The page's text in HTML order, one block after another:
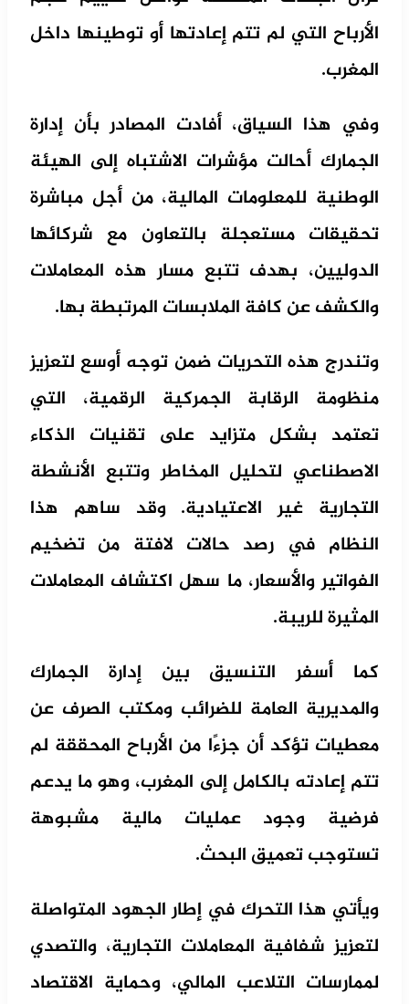
الأرباح التي لم تتم إعادتها أو توطينها داخل
المغرب.
وفي هذا السياق، أفادت المصادر بأن إدارة
الجمارك أحالت مؤشرات الاشتباه إلى الهيئة
الوطنية للمعلومات المالية، من أجل مباشرة
تحقيقات مستعجلة بالتعاون مع شركائها
الدوليين، بهدف تتبع مسار هذه المعاملات
والكشف عن كافة الملابسات المرتبطة بها.
وتندرج هذه التحريات ضمن توجه أوسع لتعزيز
منظومة الرقابة الجمركية الرقمية، التي
تعتمد بشكل متزايد على تقنيات الذكاء
الاصطناعي لتحليل المخاطر وتتبع الأنشطة
التجارية غير الاعتيادية. وقد ساهم هذا
النظام في رصد حالات لافتة من تضخيم
الفواتير والأسعار، ما سهل اكتشاف المعاملات
المثيرة للريبة.
كما أسفر التنسيق بين إدارة الجمارك
والمديرية العامة للضرائب ومكتب الصرف عن
معطيات تؤكد أن جزءًا من الأرباح المحققة لم
تتم إعادته بالكامل إلى المغرب، وهو ما يدعم
فرضية وجود عمليات مالية مشبوهة
تستوجب تعميق البحث.
ويأتي هذا التحرك في إطار الجهود المتواصلة
لتعزيز شفافية المعاملات التجارية، والتصدي
لممارسات التلاعب المالي، وحماية الاقتصاد